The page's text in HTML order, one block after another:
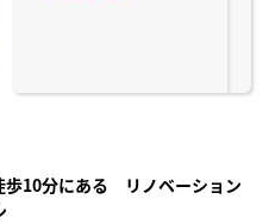
歩10分にある リノベーション